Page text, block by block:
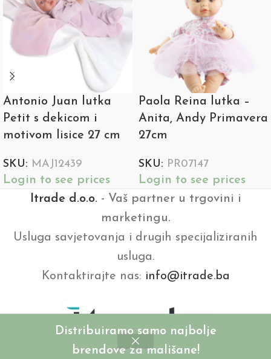
Distribuiramo samo najbolje
brendove za mališane!
Antonio Juan lutka
Petit s dekicom i
motivom lisice 27 cm
SKU: MAJ12439
Login to see prices
Paola Reina lutka –
Anita, Andy Primavera
27cm
SKU: PR07147
Login to see prices
Itrade d.o.o.- Vaš partner u trgovini i
marketingu.
Usluga savjetovanja i drugih specijaliziranih
usluga.
Kontaktirajte nas: info@itrade.ba